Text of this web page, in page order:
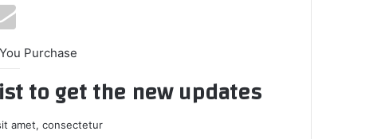
Purchase
to get the new updates!
amet, consectetur.